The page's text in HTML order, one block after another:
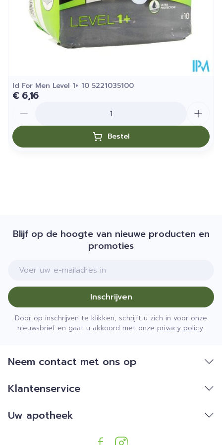
Id For Men Level 1+ 10 5221035100
€ 6,16
Bestel
Blijf op de hoogte van nieuwe producten en
promoties
E-mail adres
Inschrijven
Door op inschrijven te klikken, schrijft u zich in voor onze
nieuwsbrief en gaat u akkoord met onze privacy policy.
Neem contact met ons op
Klantenservice
Uw apotheek